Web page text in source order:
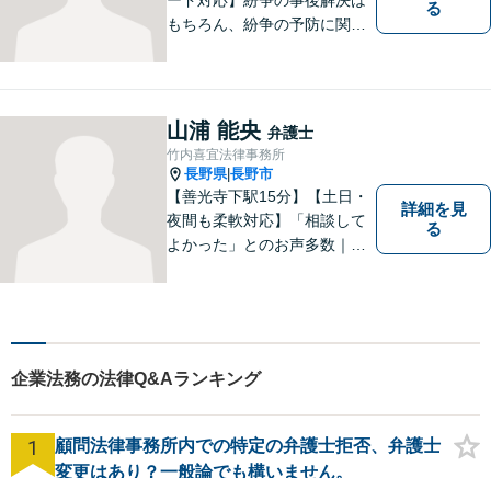
もちろん、紛争の予防に関す
ら弁護士へ事前に法律相談を
する癖をつけることを勧めて
おります。早期相談が早期解
決に繋がりますのでお気軽に
ご相談ください。
る
山浦 能央 弁護士
竹内喜宜法律事務所
長野県|長野市
【善光寺下駅15分】【土日・
夜間も柔軟対応】「相談して
よかった」とのお声多数｜交
どんな小さなお悩みでも、ま
い。【完全個室で相談】
詳細を見
る
企業法務の法律Q&Aランキング
1
顧問法律事務所内での特定の弁護士拒否、弁護士
変更はあり？一般論でも構いません。